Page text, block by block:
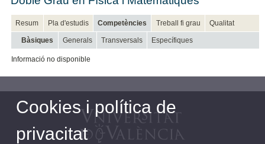
Resum Pla d'estudis Competències Treball fi grau Qualitat
Bàsiques Generals Transversals Específiques
Informació no disponible
Cookies i política de
privacitat